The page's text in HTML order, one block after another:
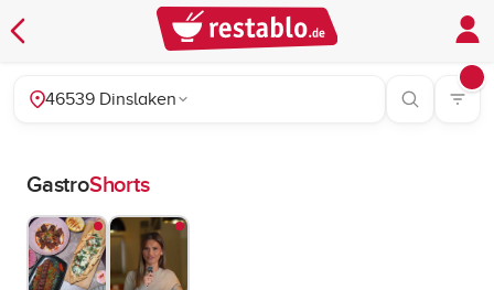
46539 Dinslaken
GastroShorts